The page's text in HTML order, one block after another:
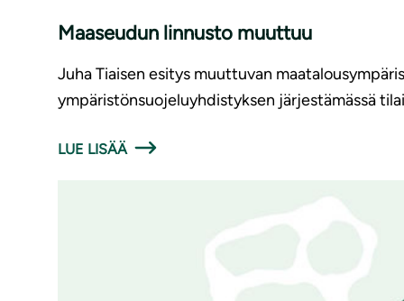
Maaseudun linnusto muuttuu
Juha Tiaisen esitys muuttuvan
ympäristönsuojeluyhdistyksen järjestämässä
LUE LISÄÄ